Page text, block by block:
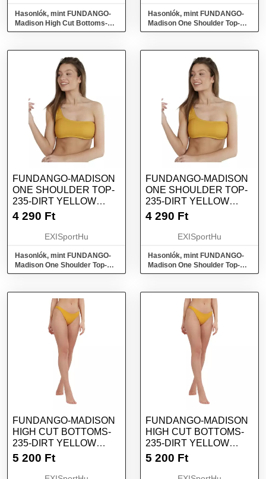
Hasonlók, mint FUNDANGO-
Madison High Cut Bottoms-
235-dirt yellow Sárga S
Hasonlók, mint FUNDANGO-
Madison One Shoulder Top-
235-dirt yellow Sárga XL
FUNDANGO-MADISON
ONE SHOULDER TOP-
235-DIRT YELLOW
SÁRGA M
4 290 Ft
EXISportHu
Hasonlók, mint FUNDANGO-
Madison One Shoulder Top-
235-dirt yellow Sárga M
FUNDANGO-MADISON
ONE SHOULDER TOP-
235-DIRT YELLOW
SÁRGA XS
4 290 Ft
EXISportHu
Hasonlók, mint FUNDANGO-
Madison One Shoulder Top-
235-dirt yellow Sárga XS
FUNDANGO-MADISON
HIGH CUT BOTTOMS-
235-DIRT YELLOW
SÁRGA XL
5 200 Ft
FUNDANGO-MADISON
HIGH CUT BOTTOMS-
235-DIRT YELLOW
SÁRGA XS
5 200 Ft